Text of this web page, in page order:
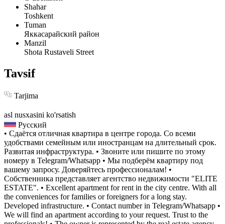
Shahar
Toshkent
Tuman
Яккасарайский район
Manzil
Shota Rustaveli Street
Tavsif
Tarjima
asl nusxasini ko'rsatish
Русский
• Сдаётся отличная квартира в центре города. Со всеми
удобствами семейным или иностранцам на длительный срок.
Развитая инфраструктура. • Звоните или пишите по этому
номеру в Telegram/Whatsapp • Мы подберём квартиру под
вашему запросу. Доверяйтесь профессионалам! •
Собственника представляет агентство недвижимости "ELITE
ESTATE". • Excellent apartment for rent in the city centre. With all
the conveniences for families or foreigners for a long stay.
Developed infrastructure. • Contact number in Telegram/Whatsapp •
We will find an apartment according to your request. Trust to the